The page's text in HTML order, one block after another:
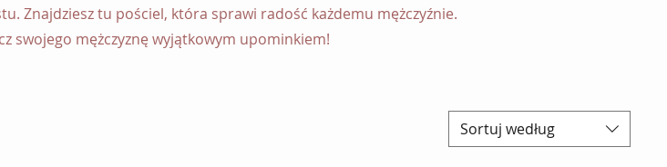
Znajdziesz tu pościel, która sprawi radość każdemu mężczyźnie.
swojego mężczyznę wyjątkowym upominkiem!
Sortuj według